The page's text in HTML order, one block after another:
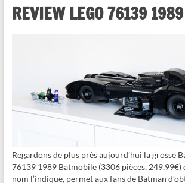
REVIEW LEGO 76139
Regardons de plus près aujourd’hui la grosse
76139 1989 Batmobile (3306 pièces, 249,99€)
nom l’indique, permet aux fans de Batman